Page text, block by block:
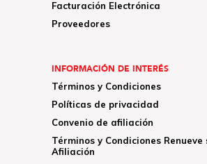
Facturación Electrónica
Proveedores
INFORMACIÓN DE INTERÉS
Términos y Condiciones
Políticas de privacidad
Convenio de afiliación
Términos y Condiciones Renueve
Afiliación